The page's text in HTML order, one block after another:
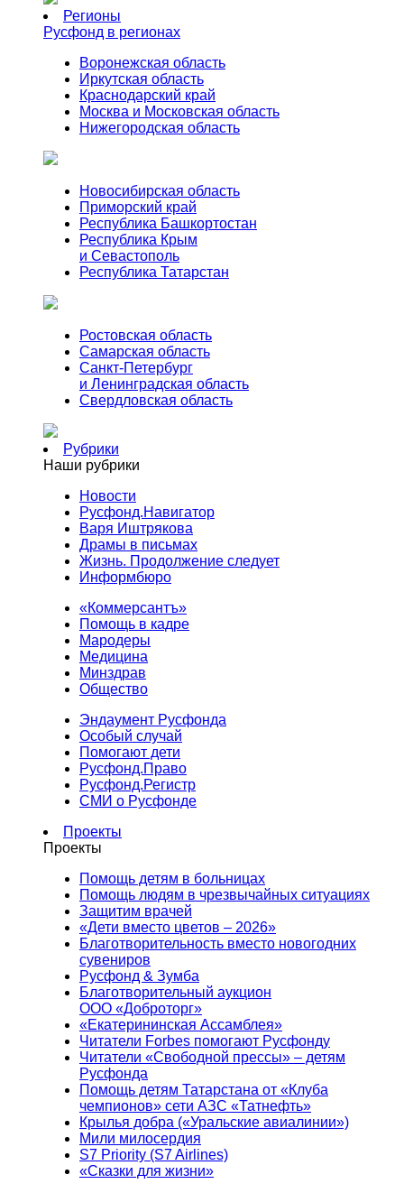
Регионы
Русфонд в регионах
Воронежская область
Иркутская область
Краснодарский край
Москва и Московская область
Нижегородская область
Новосибирская область
Приморский край
Республика Башкортостан
Республика Крым
и Севастополь
Республика Татарстан
Ростовская область
Самарская область
Санкт-Петербург
и Ленинградская область
Свердловская область
Рубрики
Наши рубрики
Новости
Русфонд.Навигатор
Варя Иштрякова
Драмы в письмах
Жизнь. Продолжение следует
Информбюро
«Коммерсантъ»
Помощь в кадре
Мародеры
Медицина
Минздрав
Общество
Эндаумент Русфонда
Особый случай
Помогают дети
Русфонд.Право
Русфонд.Регистр
СМИ о Русфонде
Проекты
Проекты
Помощь детям в больницах
Помощь людям в чрезвычайных ситуациях
Защитим врачей
«Дети вместо цветов – 2026»
Благотворительность вместо новогодних
сувениров
Русфонд & Зумба
Благотворительный аукцион
ООО «Доброторг»
«Екатерининская Ассамблея»
Читатели Forbes помогают Русфонду
Читатели «Свободной прессы» – детям
Русфонда
Помощь детям Татарстана от «Клуба
чемпионов» сети АЗС «Татнефть»
Крылья добра («Уральские авиалинии»)
Мили милосердия
S7 Priority (S7 Airlines)
«Сказки для жизни»